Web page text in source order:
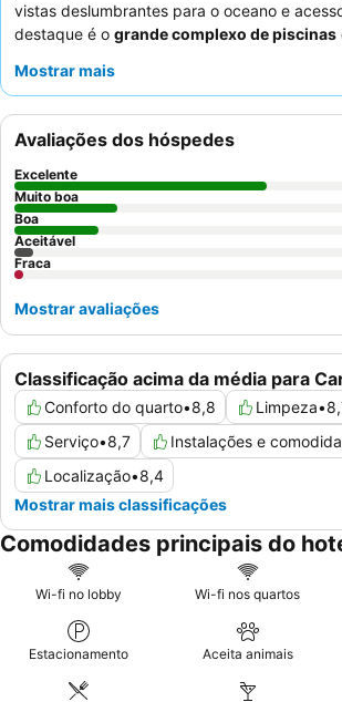
vistas deslumbrantes para o oceano e
destaque é o grande complexo de piscinas
sauna e um espaço de massagens. Os
variado buffet de pequeno-almoço, que
oferece vistas panorâmicas para o mar. Para
verdadeiramente relaxante, considere
varanda e vista para o mar
para desfrutar
Mostrar mais
Classificação acima da média para
Conforto do quarto•8,8 Limpeza•
Serviço•8,7 Instalações e
Localização•8,4
Mostrar mais classificações
Avaliações dos hóspedes
Excelente
Muito boa
Boa
Aceitável
Fraca
Mostrar avaliações
Comodidades principais do
Wi-fi no lobby Wi-fi nos quartos
Estacionamento Aceita animais